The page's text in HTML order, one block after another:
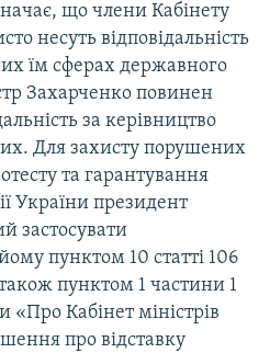
що члени Кабінету
несуть відповідальність
їм сферах державного
Захарченко повинен
за керівництво
Для захисту порушених
та гарантування
України президент
застосувати
пунктом 10 статті 106
пунктом 1 частини 1
«Про Кабінет міністрів
про відставку